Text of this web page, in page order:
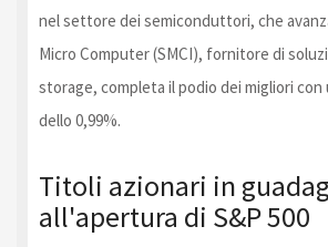
nel settore dei semiconduttori, che
Micro Computer (SMCI), fornitore di
storage, completa il podio dei migliori
dello 0,99%.
Titoli azionari in
all'apertura di S&P 500